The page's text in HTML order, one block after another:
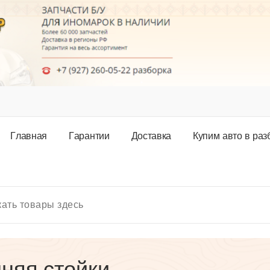
Главная Гарантии Доставка Купим авто в раз